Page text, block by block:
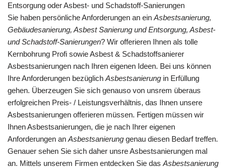
Entsorgung oder Asbest- und Schadstoff-Sanierungen
Sie haben persönliche Anforderungen an ein Asbestsanierung,
Gebäudesanierung, Asbest Sanierung und Entsorgung, Asbest-
und Schadstoff-Sanierungen? Wir offerieren Ihnen als tolle
Kernbohrung Profi sowie Asbest & Schadstoffsanierer
Asbestsanierungen nach Ihren eigenen Ideen. Bei uns können
Ihre Anforderungen bezüglich Asbestsanierung in Erfüllung
gehen. Überzeugen Sie sich genauso von unsrem überaus
erfolgreichen Preis- / Leistungsverhältnis, das Ihnen unsere
Asbestsanierungen offerieren müssen. Fertigen müssen wir
Ihnen Asbestsanierungen, die je nach Ihrer eigenen
Anforderungen an Asbestsanierung genau diesen Bedarf treffen.
Genauer sehen Sie sich daher unsre Asbestsanierungen mal
an. Mittels unserem Firmen entdecken Sie das Asbestsanierung